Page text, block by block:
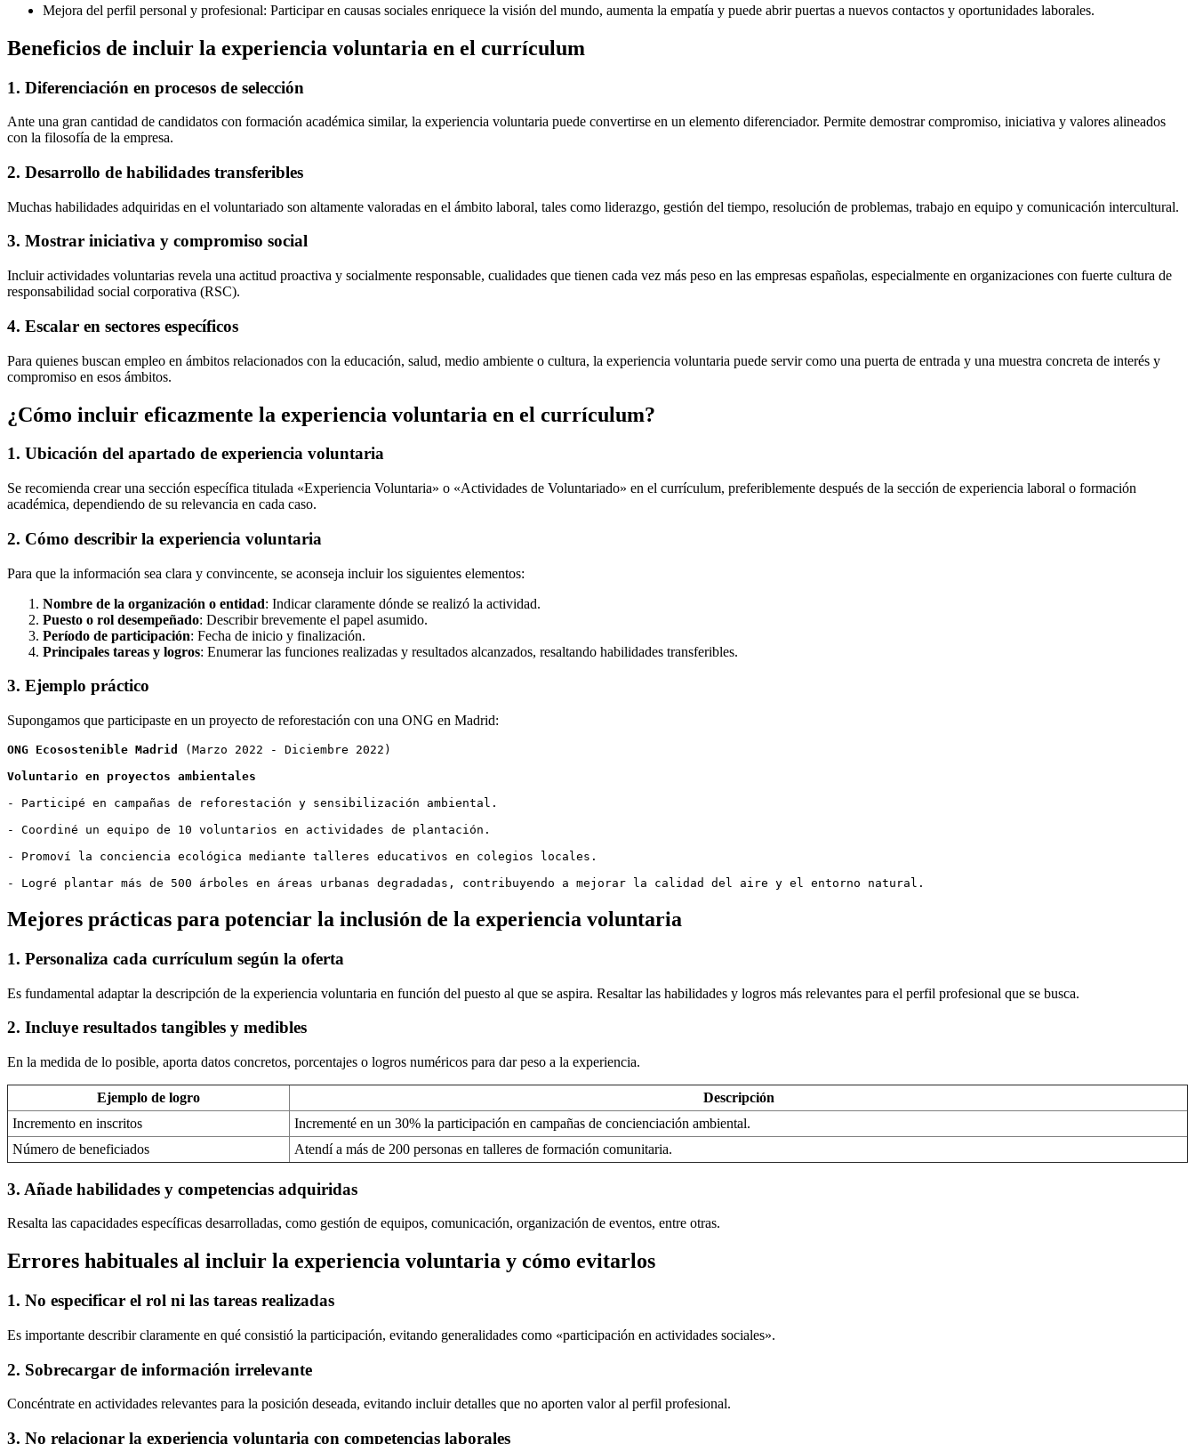
Mejora del perfil personal y profesional: Participar en causas sociales enriquece la visión del mundo, aumenta la empatía y puede abrir puertas a nuevos contactos y oportunidades laborales.
Beneficios de incluir la experiencia voluntaria en el currículum
1. Diferenciación en procesos de selección
Ante una gran cantidad de candidatos con formación académica similar, la experiencia voluntaria puede convertirse en un elemento diferenciador. Permite demostrar compromiso, iniciativa y valores alineados
con la filosofía de la empresa.
2. Desarrollo de habilidades transferibles
Muchas habilidades adquiridas en el voluntariado son altamente valoradas en el ámbito laboral, tales como liderazgo, gestión del tiempo, resolución de problemas, trabajo en equipo y comunicación intercultural.
3. Mostrar iniciativa y compromiso social
Incluir actividades voluntarias revela una actitud proactiva y socialmente responsable, cualidades que tienen cada vez más peso en las empresas españolas, especialmente en organizaciones con fuerte cultura de
responsabilidad social corporativa (RSC).
4. Escalar en sectores específicos
Para quienes buscan empleo en ámbitos relacionados con la educación, salud, medio ambiente o cultura, la experiencia voluntaria puede servir como una puerta de entrada y una muestra concreta de interés y
compromiso en esos ámbitos.
¿Cómo incluir eficazmente la experiencia voluntaria en el currículum?
1. Ubicación del apartado de experiencia voluntaria
Se recomienda crear una sección específica titulada «Experiencia Voluntaria» o «Actividades de Voluntariado» en el currículum, preferiblemente después de la sección de experiencia laboral o formación
académica, dependiendo de su relevancia en cada caso.
2. Cómo describir la experiencia voluntaria
Para que la información sea clara y convincente, se aconseja incluir los siguientes elementos:
Nombre de la organización o entidad: Indicar claramente dónde se realizó la actividad.
Puesto o rol desempeñado: Describir brevemente el papel asumido.
Período de participación: Fecha de inicio y finalización.
Principales tareas y logros: Enumerar las funciones realizadas y resultados alcanzados, resaltando habilidades transferibles.
3. Ejemplo práctico
Supongamos que participaste en un proyecto de reforestación con una ONG en Madrid:
ONG Ecosostenible Madrid
(Marzo 2022 - Diciembre 2022)
Voluntario en proyectos ambientales
- Participé en campañas de reforestación y sensibilización ambiental.
- Coordiné un equipo de 10 voluntarios en actividades de plantación.
- Promoví la conciencia ecológica mediante talleres educativos en colegios locales.
- Logré plantar más de 500 árboles en áreas urbanas degradadas, contribuyendo a mejorar la calidad del aire y el entorno natural.
Mejores prácticas para potenciar la inclusión de la experiencia voluntaria
1. Personaliza cada currículum según la oferta
Es fundamental adaptar la descripción de la experiencia voluntaria en función del puesto al que se aspira. Resaltar las habilidades y logros más relevantes para el perfil profesional que se busca.
2. Incluye resultados tangibles y medibles
En la medida de lo posible, aporta datos concretos, porcentajes o logros numéricos para dar peso a la experiencia.
Ejemplo de logro
Descripción
Incremento en inscritos
Incrementé en un 30% la participación en campañas de concienciación ambiental.
Número de beneficiados
Atendí a más de 200 personas en talleres de formación comunitaria.
3. Añade habilidades y competencias adquiridas
Resalta las capacidades específicas desarrolladas, como gestión de equipos, comunicación, organización de eventos, entre otras.
Errores habituales al incluir la experiencia voluntaria y cómo evitarlos
1. No especificar el rol ni las tareas realizadas
Es importante describir claramente en qué consistió la participación, evitando generalidades como «participación en actividades sociales».
2. Sobrecargar de información irrelevante
Concéntrate en actividades relevantes para la posición deseada, evitando incluir detalles que no aporten valor al perfil profesional.
3. No relacionar la experiencia voluntaria con competencias laborales